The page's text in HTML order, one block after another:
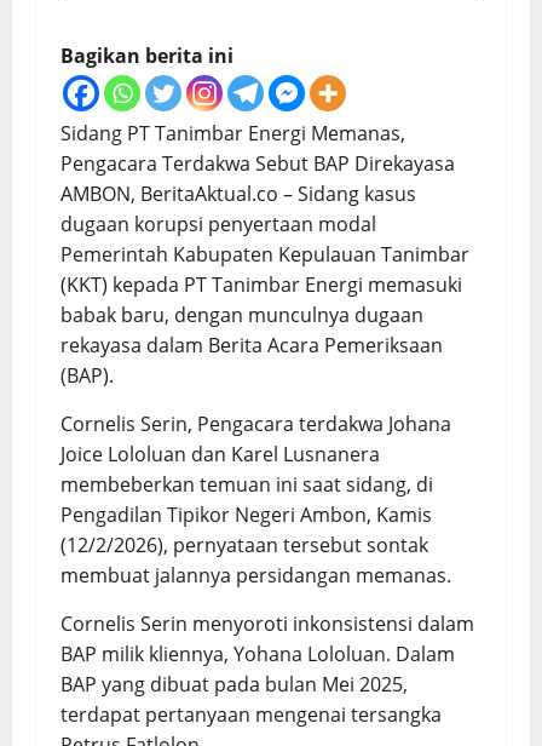
Bagikan berita ini
Sidang PT Tanimbar Energi Memanas,
Pengacara Terdakwa Sebut BAP Direkayasa
AMBON, BeritaAktual.co – Sidang kasus
dugaan korupsi penyertaan modal
Pemerintah Kabupaten Kepulauan Tanimbar
(KKT) kepada PT Tanimbar Energi memasuki
babak baru, dengan munculnya dugaan
rekayasa dalam Berita Acara Pemeriksaan
(BAP).
Cornelis Serin, Pengacara terdakwa Johana
Joice Lololuan dan Karel Lusnanera
membeberkan temuan ini saat sidang, di
Pengadilan Tipikor Negeri Ambon, Kamis
(12/2/2026), pernyataan tersebut sontak
membuat jalannya persidangan memanas.
Cornelis Serin menyoroti inkonsistensi dalam
BAP milik kliennya, Yohana Lololuan. Dalam
BAP yang dibuat pada bulan Mei 2025,
terdapat pertanyaan mengenai tersangka